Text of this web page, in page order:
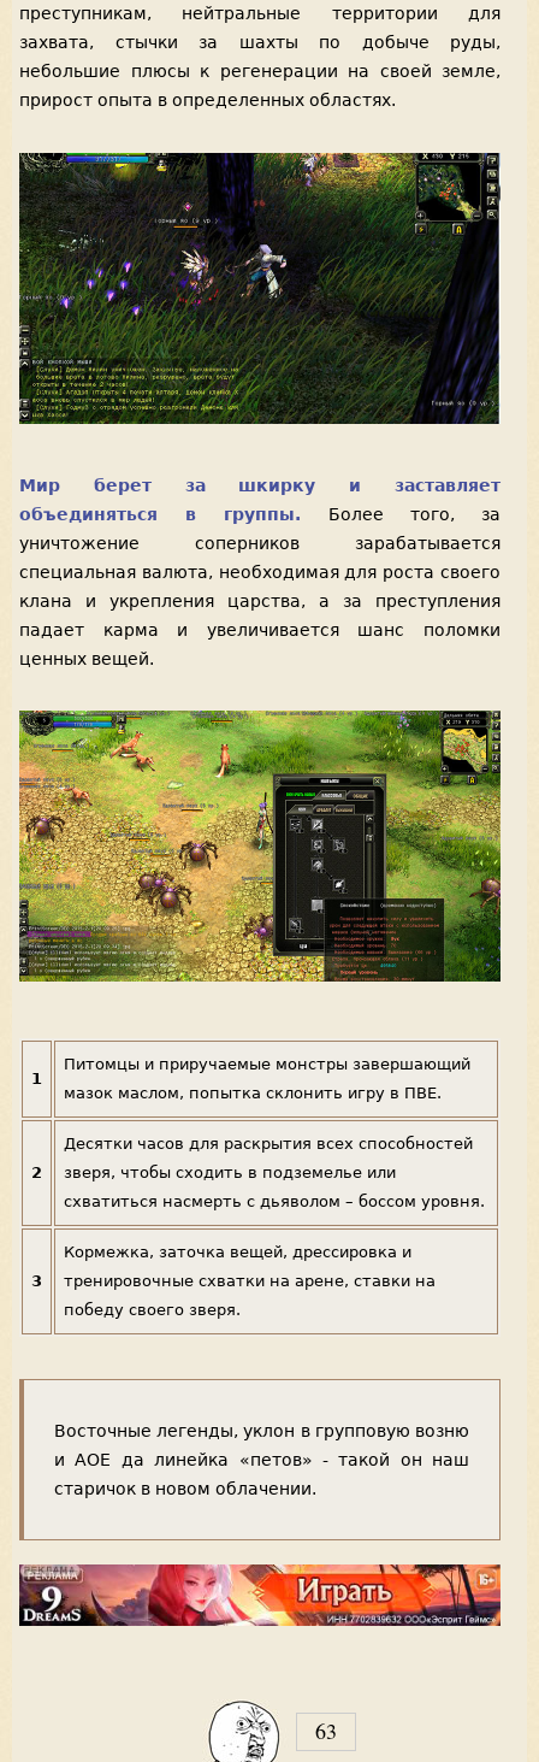
преступникам, нейтральные территории для
захвата, стычки за шахты по добыче руды,
небольшие плюсы к регенерации на своей земле,
прирост опыта в определенных областях.
Мир берет за шкирку и заставляет
объединяться в группы. Более того, за
уничтожение соперников зарабатывается
специальная валюта, необходимая для роста своего
клана и укрепления царства, а за преступления
падает карма и увеличивается шанс поломки
ценных вещей.
1
Питомцы и приручаемые монстры завершающий
мазок маслом, попытка склонить игру в ПВЕ.
2
Десятки часов для раскрытия всех способностей
зверя, чтобы сходить в подземелье или
схватиться насмерть с дьяволом – боссом уровня.
3
Кормежка, заточка вещей, дрессировка и
тренировочные схватки на арене, ставки на
победу своего зверя.
Восточные легенды, уклон в групповую возню
и АОЕ да линейка «петов» - такой он наш
старичок в новом облачении.
63